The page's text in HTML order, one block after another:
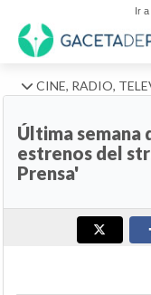
Ir
CINE, RADIO,
Última semana
estrenos del
Prensa'